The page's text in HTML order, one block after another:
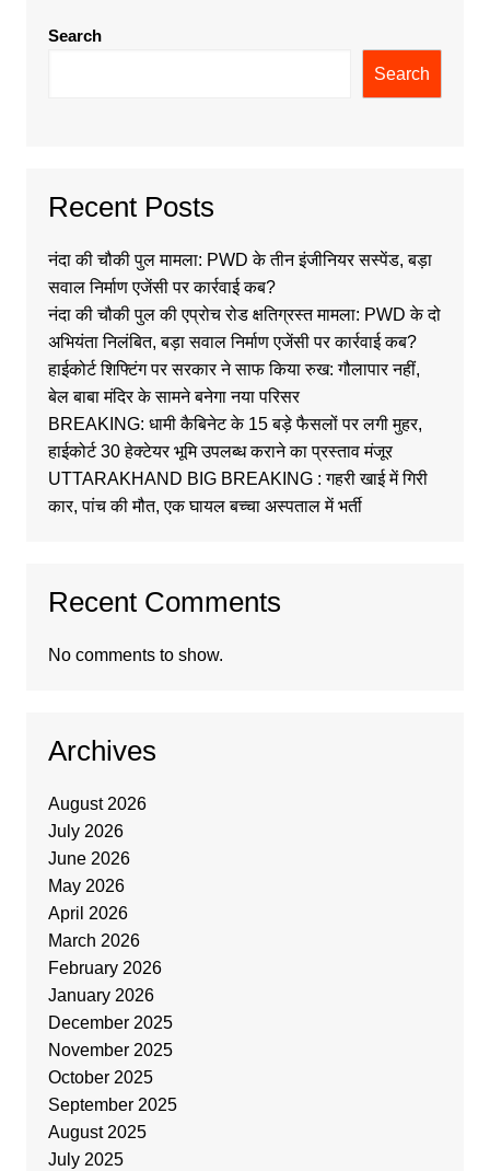
Search
Search
Recent Posts
नंदा की चौकी पुल मामला: PWD के तीन इंजीनियर सस्पेंड, बड़ा
सवाल निर्माण एजेंसी पर कार्रवाई कब?
नंदा की चौकी पुल की एप्रोच रोड क्षतिग्रस्त मामला: PWD के दो
अभियंता निलंबित, बड़ा सवाल निर्माण एजेंसी पर कार्रवाई कब?
हाईकोर्ट शिफ्टिंग पर सरकार ने साफ किया रुख: गौलापार नहीं,
बेल बाबा मंदिर के सामने बनेगा नया परिसर
BREAKING: धामी कैबिनेट के 15 बड़े फैसलों पर लगी मुहर,
हाईकोर्ट 30 हेक्टेयर भूमि उपलब्ध कराने का प्रस्ताव मंजूर
UTTARAKHAND BIG BREAKING : गहरी खाई में गिरी
कार, पांच की मौत, एक घायल बच्चा अस्पताल में भर्ती
Recent Comments
No comments to show.
Archives
August 2026
July 2026
June 2026
May 2026
April 2026
March 2026
February 2026
January 2026
December 2025
November 2025
October 2025
September 2025
August 2025
July 2025